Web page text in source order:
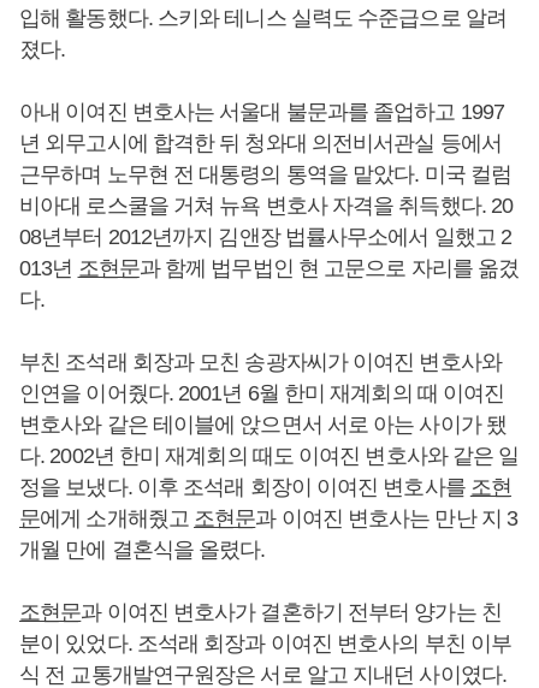
입해 활동했다. 스키와 테니스 실력도 수준급으로 알려
졌다.
아내 이여진 변호사는 서울대 불문과를 졸업하고 1997
년 외무고시에 합격한 뒤 청와대 의전비서관실 등에서
근무하며 노무현 전 대통령의 통역을 맡았다. 미국 컬럼
비아대 로스쿨을 거쳐 뉴욕 변호사 자격을 취득했다. 20
08년부터 2012년까지 김앤장 법률사무소에서 일했고 2
013년 조현문과 함께 법무법인 현 고문으로 자리를 옮겼
다.
부친 조석래 회장과 모친 송광자씨가 이여진 변호사와
인연을 이어줬다. 2001년 6월 한미 재계회의 때 이여진
변호사와 같은 테이블에 앉으면서 서로 아는 사이가 됐
다. 2002년 한미 재계회의 때도 이여진 변호사와 같은 일
정을 보냈다. 이후 조석래 회장이 이여진 변호사를 조현
문에게 소개해줬고 조현문과 이여진 변호사는 만난 지 3
개월 만에 결혼식을 올렸다.
조현문과 이여진 변호사가 결혼하기 전부터 양가는 친
분이 있었다. 조석래 회장과 이여진 변호사의 부친 이부
식 전 교통개발연구원장은 서로 알고 지내던 사이였다.